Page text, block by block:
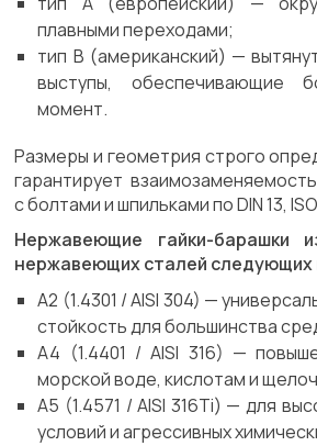
плавными переходами;
тип B (американский) —
выступы, обеспечивающие
момент.
Размеры и геометрия строго
гарантирует
с болтами и шпильками по DIN 13,
Нержавеющие гайки-барашки
нержавеющих сталей следующих
A2 (1.4301 / AISI 304) —
стойкость для большинства
A4 (1.4401 / AISI 316) —
морской воде, кислотам и
A5 (1.4571 / AISI 316Ti) — для
условий и агрессивных